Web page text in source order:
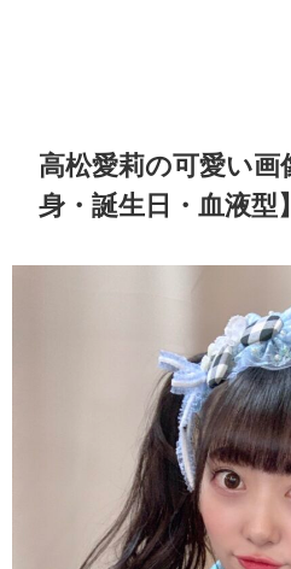
高松愛莉の可愛い画
身・誕生日・血液型】